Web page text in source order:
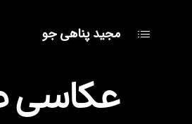
مجید پناهی جو
عکاسی